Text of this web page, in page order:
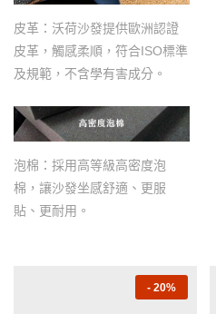
皮革：沃荷沙發提供歐洲認證
皮革，觸感柔順，符合ISO標準
及規範，不含學有害成分。
泡棉：採用高等級高密度泡
棉，讓沙發坐感舒適、更服
貼、更耐用。
- 20%